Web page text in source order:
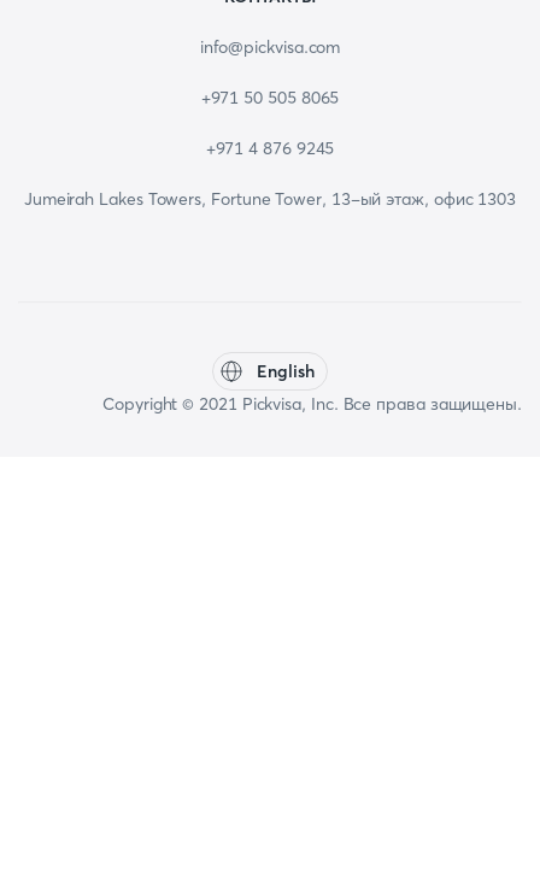
info@pickvisa.com
+971 50 505 8065
+971 4 876 9245
Jumeirah Lakes Towers, Fortune Tower, 13-ый этаж, офис 1303
English
Copyright © 2021 Pickvisa, Inc. Все права защищены.